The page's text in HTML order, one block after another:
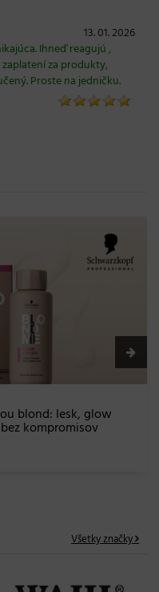
13. 01. 2026
Ihneď reagujú ,
za produkty,
Proste na jedničku.
blond: lesk, glow
kompromisov
Všetky značky